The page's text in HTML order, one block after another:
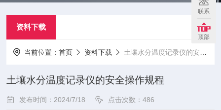
资料下载
当前位置：首页 资料下载 土壤水分温度记录仪的安全操作规程
土壤水分温度记录仪的安全操作规程
发布时间：2024/7/18 点击次数：486
联系
顶部